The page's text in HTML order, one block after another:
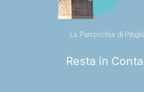
La Parrocchia di
Resta in